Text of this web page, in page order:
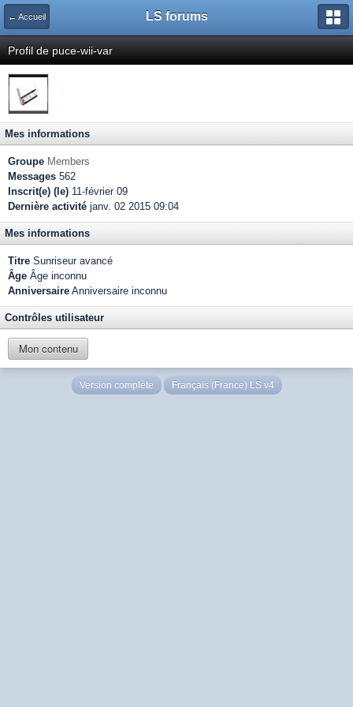
← Accueil LS forums
Profil de puce-wii-var
Mes informations
Groupe Members
Messages 562
Inscrit(e) (le) 11-février 09
Dernière activité janv. 02 2015 09:04
Mes informations
Titre Sunriseur avancé
Âge Âge inconnu
Anniversaire Anniversaire inconnu
Contrôles utilisateur
Mon contenu
Version complète Français (France) LS v4